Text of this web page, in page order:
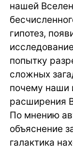
нашей
гипотез,
попытку
сложных
почему наши
расширения
По мнению
объяснение
галактика